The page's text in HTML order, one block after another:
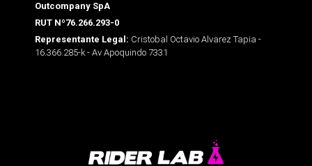
Outcompany SpA
RUT Nº76.266.293-0
Representante Legal: Cristobal Octavio Alvarez Tapia -
16.366.285-k - Av Apoquindo 7331